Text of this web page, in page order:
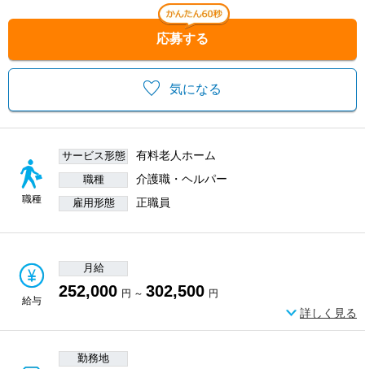
気になる
応募する
職種
サービス形態 有料老人ホーム
職種 介護職・ヘルパー
雇用形態 正職員
給与
月給
252,000 円 ～ 302,500 円
詳しく見る
勤務地